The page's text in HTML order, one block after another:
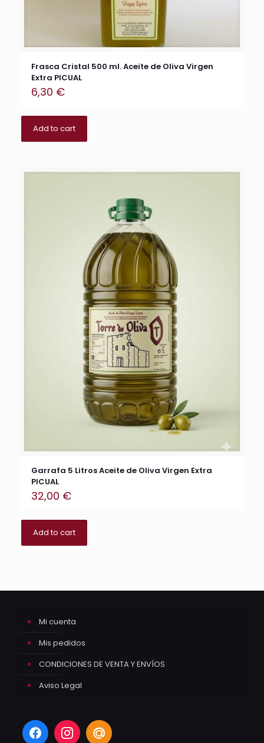
Frasca Cristal 500 ml. Aceite de Oliva Virgen
Extra PICUAL
6,30 €
Add to cart
Garrafa 5 Litros Aceite de Oliva Virgen Extra
PICUAL
32,00 €
Add to cart
Mi cuenta
Mis pedidos
CONDICIONES DE VENTA Y ENVÍOS
Aviso Legal